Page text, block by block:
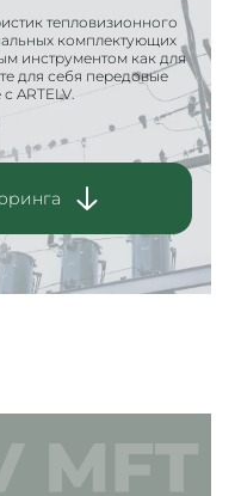
тепловизионного
комплектующих
инструментом как для
для себя передовые
ARTELV.